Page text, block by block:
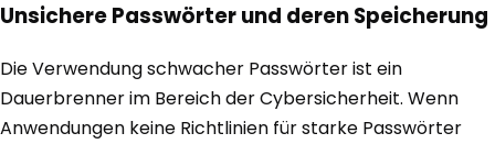
Unsichere Passwörter und deren Speicherung
Die Verwendung schwacher Passwörter ist ein
Dauerbrenner im Bereich der Cybersicherheit. Wenn
Anwendungen keine Richtlinien für starke Passwörter